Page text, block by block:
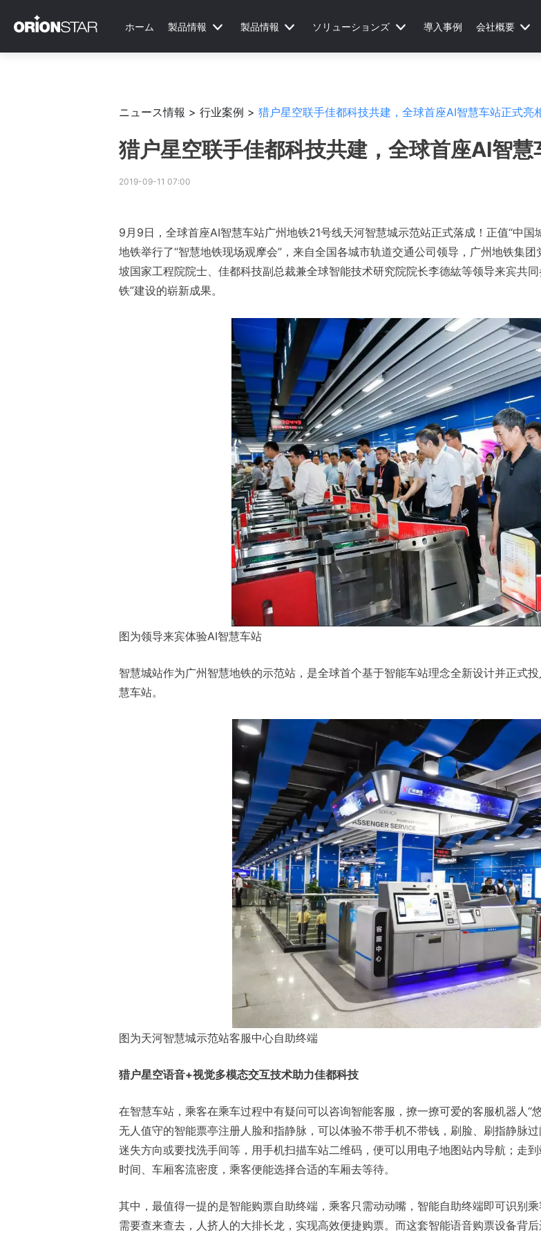
ホーム 製品情報 製品情報 ソリューションズ 導入事例 会社概要
ニュース情報 > 行业案例 > 猎户星空联手佳都科技共建，全球首座AI智慧车站正式亮
猎户星空联手佳都科技共建，全球首座AI智慧
2019-09-11 07:00
9月9日，全球首座AI智慧车站广州地铁21号线天河智慧城示范站正式落成！正值“中
地铁举行了“智慧地铁现场观摩会”，来自全国各城市轨道交通公司领导，广州地铁集
坡国家工程院院士、佳都科技副总裁兼全球智能技术研究院院长李德紘等领导来宾共
铁”建设的崭新成果。
图为领导来宾体验AI智慧车站
智慧城站作为广州智慧地铁的示范站，是全球首个基于智能车站理念全新设计并正式
慧车站。
图为天河智慧城示范站客服中心自助终端
猎户星空语音+视觉多模态交互技术助力佳都科技
在智慧车站，乘客在乘车过程中有疑问可以咨询智能客服，撩一撩可爱的客服机器人“
无人值守的智能票亭注册人脸和指静脉，可以体验不带手机不带钱，刷脸、刷指静脉
迷失方向或要找洗手间等，用手机扫描车站二维码，便可以用电子地图站内导航；走
时间、车厢客流密度，乘客便能选择合适的车厢去等待。
其中，最值得一提的是智能购票自助终端，乘客只需动动嘴，智能自助终端即可识别
需要查来查去，人挤人的大排长龙，实现高效便捷购票。而这套智能语音购票设备背